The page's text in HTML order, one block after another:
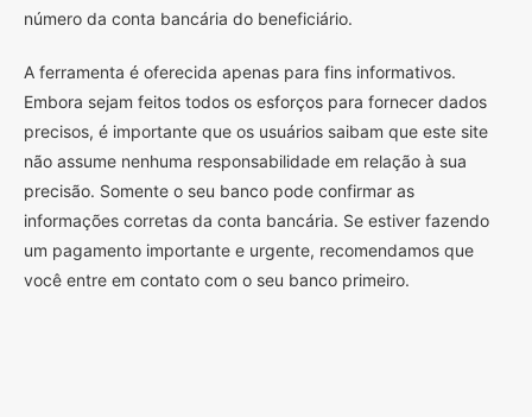
número da conta bancária do beneficiário.
A ferramenta é oferecida apenas para fins informativos.
Embora sejam feitos todos os esforços para fornecer dados
precisos, é importante que os usuários saibam que este site
não assume nenhuma responsabilidade em relação à sua
precisão. Somente o seu banco pode confirmar as
informações corretas da conta bancária. Se estiver fazendo
um pagamento importante e urgente, recomendamos que
você entre em contato com o seu banco primeiro.